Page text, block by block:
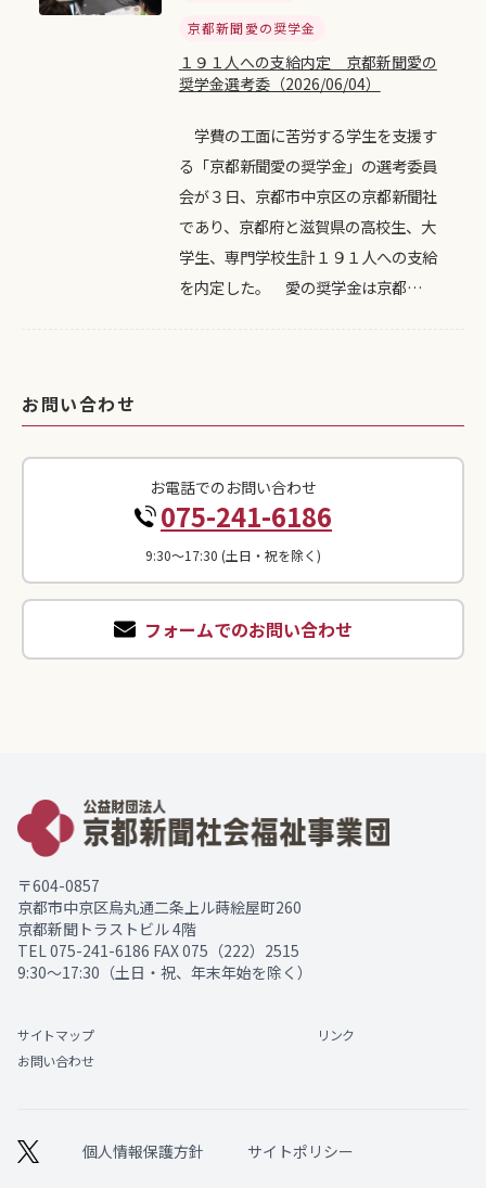
京都新聞愛の奨学金
１９１人への支給内定 京都新聞愛の
奨学金選考委（2026/06/04）
学費の工面に苦労する学生を支援す
る「京都新聞愛の奨学金」の選考委員
会が３日、京都市中京区の京都新聞社
であり、京都府と滋賀県の高校生、大
学生、専門学校生計１９１人への支給
を内定した。 愛の奨学金は京都…
お問い合わせ
お電話でのお問い合わせ
075-241-6186
9:30〜17:30 (土日・祝を除く)
フォームでのお問い合わせ
〒604-0857
京都市中京区烏丸通二条上ル蒔絵屋町260
京都新聞トラストビル 4階
TEL 075-241-6186 FAX 075（222）2515
9:30～17:30（土日・祝、年末年始を除く）
サイトマップ
リンク
お問い合わせ
個人情報保護方針 サイトポリシー